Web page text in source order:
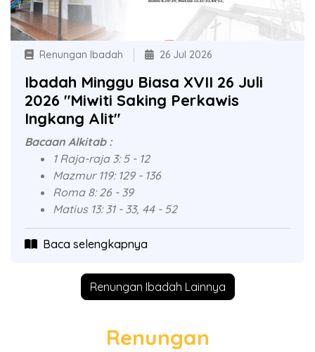
Renungan Ibadah 26 Jul 2026
Ibadah Minggu Biasa XVII 26 Juli
2026 "Miwiti Saking Perkawis
Ingkang Alit"
Bacaan Alkitab :
1 Raja-raja 3: 5 - 12
Mazmur 119: 129 - 136
Roma 8: 26 - 39
Matius 13: 31 - 33, 44 - 52
Baca selengkapnya
Renungan Ibadah Lainnya
Renungan